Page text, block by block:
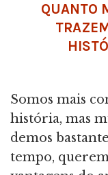
QUANTO
Somos mais
história, mas
demos
tempo,